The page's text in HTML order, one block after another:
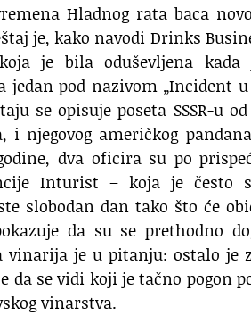
Hladnog rata baca
je, kako navodi Drinks
je bila oduševljena
jedan pod nazivom „Incident
se opisuje poseta SSSR-u
i njegovog američkog
godine, dva oficira su po
Inturist – koja je često
slobodan dan tako što će
da su se prethodno
je u pitanju: ostalo je
da se vidi koji je tačno pogon
vinarstva.